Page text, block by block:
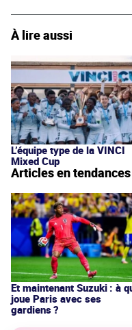
À lire aussi
L’équipe type de la VINCI
Mixed Cup
Articles en tendances
Et maintenant Suzuki : à
joue Paris avec ses
gardiens ?